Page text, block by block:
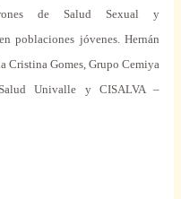
de Salud Sexual y
poblaciones jóvenes.Hernán
Cristina Gomes, Grupo Cemiya
Univalle y CISALVA –